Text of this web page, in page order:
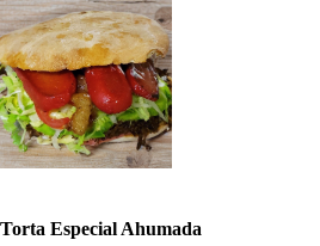
Torta Especial Ahumada